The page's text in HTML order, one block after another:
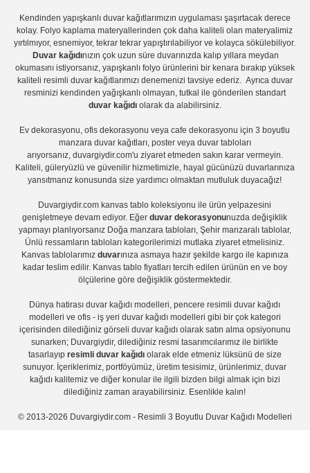
Kendinden yapışkanlı duvar kağıtlarımızın uygulamasışaşırtacak derece
kolay. Folyo kaplama materyallerinden çok daha kaliteli olanmateryalimiz
yırtılmıyor, esnemiyor, tekrar tekrar yapıştırılabiliyor ve kolayca sökülebiliyor.
Duvar kağıdınızın çok uzun süre duvarınızda kalıp yıllara meydan
okumasını istiyorsanız, yapışkanlı folyoürünlerini bir kenara bırakıp yüksek
kaliteli resimli duvar kağıtlarımızı denemenizi tavsiye ederiz. Ayrıca duvar
resminizi kendinden yağışkanlı olmayan, tutkal ile gönderilen standart
duvar kağıdıolarak da alabilirsiniz.
Ev dekorasyonu,ofis dekorasyonu veyacafe dekorasyonu için3 boyutlu
manzara duvar kağıtları, posterveya duvar tabloları
arıyorsanız, duvargiydir.com'u ziyaret etmeden sakın karar vermeyin.
Kaliteli, güleryüzlü ve güvenilir hizmetimizle, hayal gücünüzü duvarlarınıza
yansıtmanız konusunda size yardımcı olmaktan mutluluk duyacağız!
Duvargiydir.com kanvas tablo koleksiyonu ile ürün yelpazesini
genişletmeye devam ediyor. Eğerduvar dekorasyonunuzda değişiklik
yapmayı planlıyorsanız Doğa manzara tabloları, Şehir manzaralı tablolar,
Ünlü ressamların tabloları kategorilerimizi mutlaka ziyaret etmelisiniz.
Kanvas tablolarımız duvarınıza asmaya hazır şekilde kargo ile kapınıza
kadar teslim edilir. Kanvas tablo fiyatlarıtercih edilen ürünün en ve boy
ölçülerine göre değişiklik göstermektedir.
Dünya hatirası duvar kağıdı modelleri,pencere resimli duvar kağıdı
modelleri ve ofis - iş yeri duvar kağıdı modelleri gibi bir çok kategori
içerisinden dilediğiniz görseli duvar kağıdı olarak satın alma opsiyonunu
sunarken; Duvargiydir, dilediğiniz resmi tasarımcılarımız ile birlikte
tasarlayıp resimli duvar kağıdıolarak elde etmeniz lüksünü de size
sunuyor. İçeriklerimiz, portföyümüz, üretim tesisimiz, ürünlerimiz, duvar
kağıdı kalitemiz ve diğer konular ile ilgili bizden bilgi almak için bizi
dilediğiniz zaman arayabilirsiniz. Esenlikle kalın!
© 2013-2026 Duvargiydir.com - Resimli 3 Boyutlu Duvar Kağıdı Modelleri